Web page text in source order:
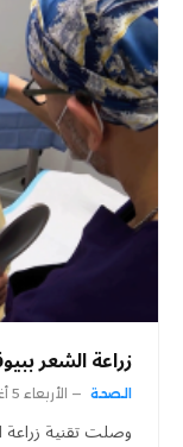
زراعة الشعر
الصحة الأربعاء 5 أغسطس 3:55 م
وصلت تقنية زراعة